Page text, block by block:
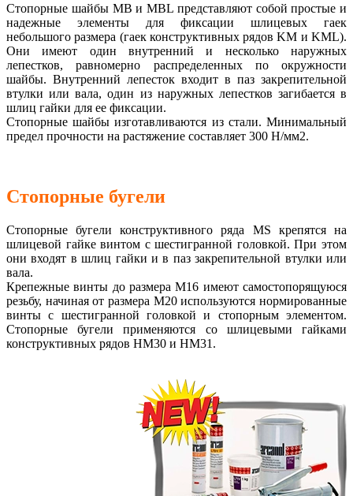
Стопорные шайбы MB и MBL представляют собой простые и
надежные элементы для фиксации шлицевых гаек
небольшого размера (гаек конструктивных рядов KM и KML).
Они имеют один внутренний и несколько наружных
лепестков, равномерно распределенных по окружности
шайбы. Внутренний лепесток входит в паз закрепительной
втулки или вала, один из наружных лепестков загибается в
шлиц гайки для ee фиксации.
Стопорные шайбы изготавливаются из стали. Минимальный
предел прочности на растяжение составляет 300 Н/мм2.
Стопорные бугели
Стопорные бугели конструктивного ряда MS крепятся на
шлицевой гайке винтом с шестигранной головкой. При этом
они входят в шлиц гайки и в паз закрепительной втулки или
вала.
Крепежные винты до размера M16 имеют самостопорящуюся
резьбу, начиная от размера M20 используются нормированные
винты с шестигранной головкой и стопорным элементом.
Стопорные бугели применяются со шлицевыми гайками
конструктивных рядов HM30 и HM31.